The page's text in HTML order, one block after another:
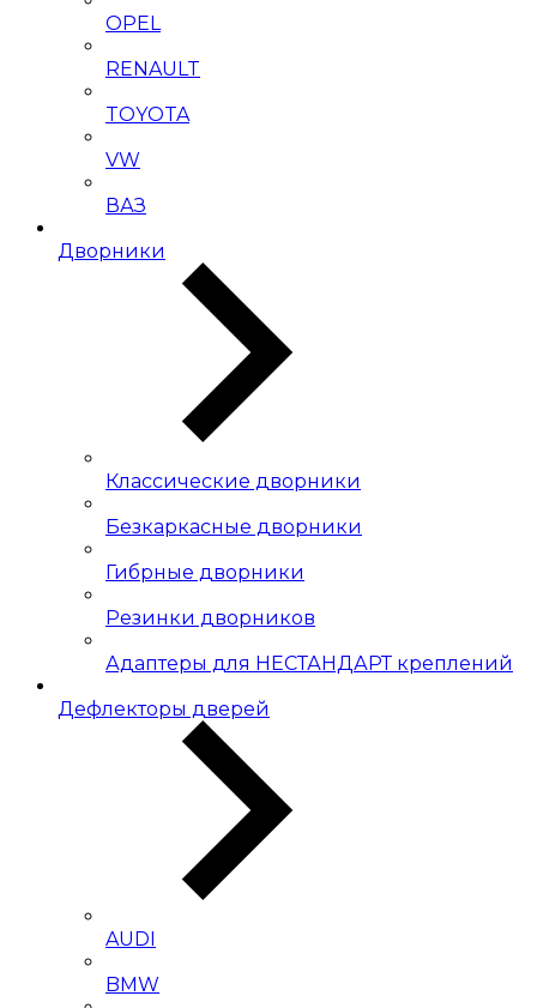
OPEL
RENAULT
TOYOTA
VW
ВАЗ
Дворники
Классические дворники
Безкаркасные дворники
Гибрные дворники
Резинки дворников
Адаптеры для НЕСТАНДАРТ креплений
Дефлекторы дверей
AUDI
BMW